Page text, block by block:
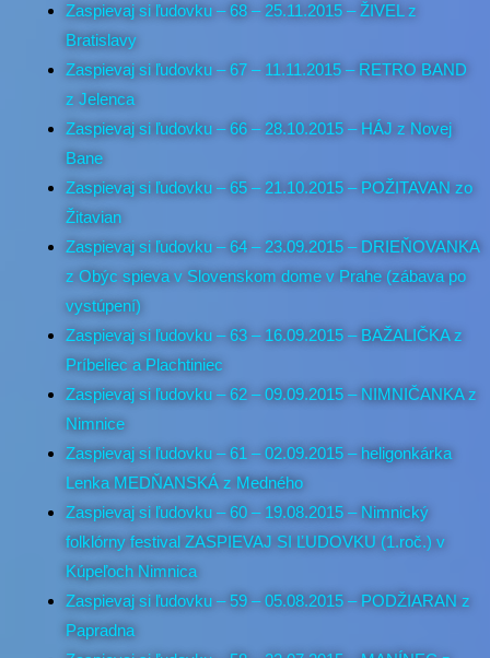
Zaspievaj si ľudovku – 68 – 25.11.2015 – ŽIVEL z
Bratislavy
Zaspievaj si ľudovku – 67 – 11.11.2015 – RETRO BAND
z Jelenca
Zaspievaj si ľudovku – 66 – 28.10.2015 – HÁJ z Novej
Bane
Zaspievaj si ľudovku – 65 – 21.10.2015 – POŽITAVAN zo
Žitavian
Zaspievaj si ľudovku – 64 – 23.09.2015 – DRIEŇOVANKA
z Obýc spieva v Slovenskom dome v Prahe (zábava po
vystúpení)
Zaspievaj si ľudovku – 63 – 16.09.2015 – BAŽALIČKA z
Príbeliec a Plachtiniec
Zaspievaj si ľudovku – 62 – 09.09.2015 – NIMNIČANKA z
Nimnice
Zaspievaj si ľudovku – 61 – 02.09.2015 – heligonkárka
Lenka MEDŇANSKÁ z Medného
Zaspievaj si ľudovku – 60 – 19.08.2015 – Nimnický
folklórny festival ZASPIEVAJ SI ĽUDOVKU (1.roč.) v
Kúpeľoch Nimnica
Zaspievaj si ľudovku – 59 – 05.08.2015 – PODŽIARAN z
Papradna